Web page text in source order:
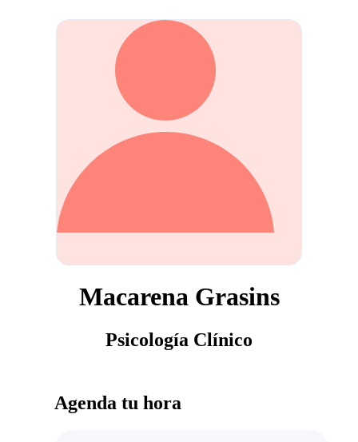
Macarena Grasins
Psicología Clínico
Agenda tu hora